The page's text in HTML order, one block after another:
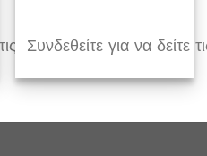
τιμές
Συνδεθείτε για να δείτε